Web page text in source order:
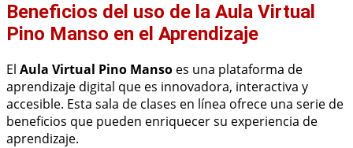
Beneficios del uso de la Aula Virtual
Pino Manso en el Aprendizaje
El Aula Virtual Pino Manso es una plataforma de
aprendizaje digital que es innovadora, interactiva y
accesible. Esta sala de clases en línea ofrece una serie de
beneficios que pueden enriquecer su experiencia de
aprendizaje.